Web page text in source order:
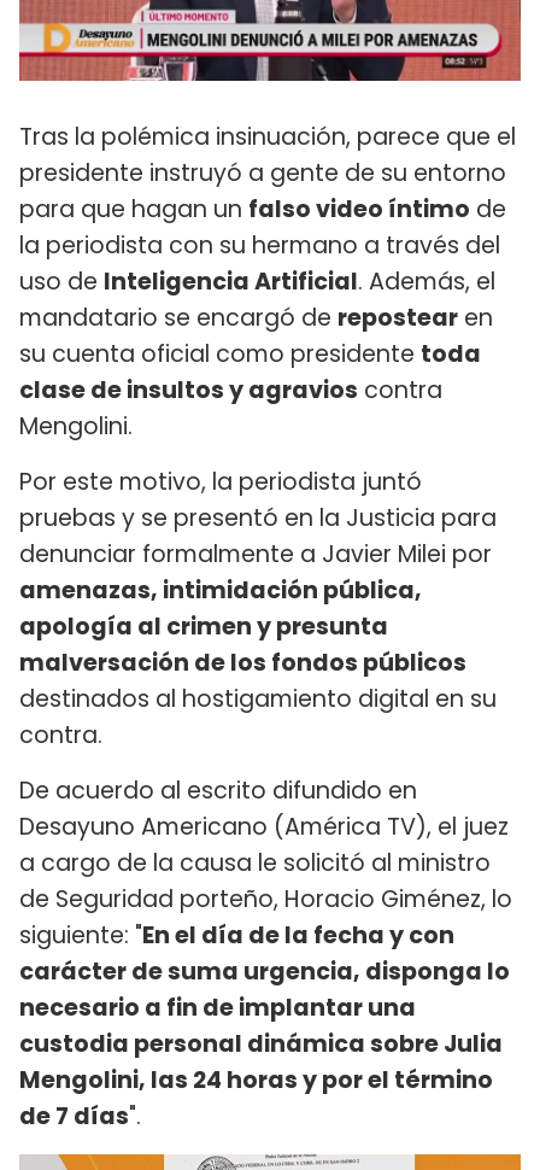
Tras la polémica insinuación, parece que el
presidente instruyó a gente de su entorno
para que hagan un falso video íntimo de
la periodista con su hermano a través del
uso de Inteligencia Artificial. Además, el
mandatario se encargó de repostear en
su cuenta oficial como presidente toda
clase de insultos y agravios contra
Mengolini.
Por este motivo, la periodista juntó
pruebas y se presentó en la Justicia para
denunciar formalmente a Javier Milei por
amenazas, intimidación pública,
apología al crimen y presunta
malversación de los fondos públicos
destinados al hostigamiento digital en su
contra.
De acuerdo al escrito difundido en
Desayuno Americano (América TV), el juez
a cargo de la causa le solicitó al ministro
de Seguridad porteño, Horacio Giménez, lo
siguiente: "En el día de la fecha y con
carácter de suma urgencia, disponga lo
necesario a fin de implantar una
custodia personal dinámica sobre Julia
Mengolini, las 24 horas y por el término
de 7 días".